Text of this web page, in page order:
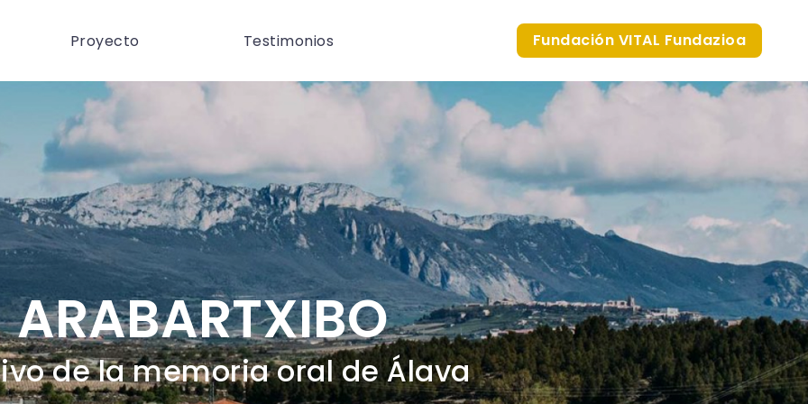
Proyecto Testimonios Fundación VITAL Fundazioa
ARABARTXIBO
de la memoria oral de Álava